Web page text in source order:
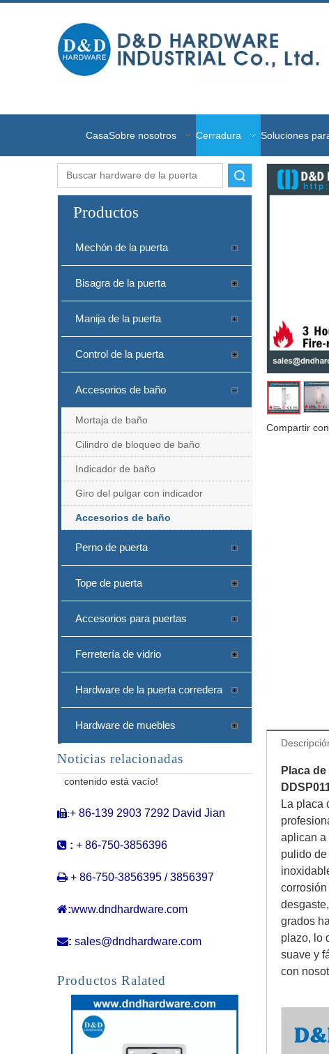
CasaSobre nosotros Cerradura Soluciones
Buscar
Productos
Mechón de la puerta
Bisagra de la puerta
Manija de la puerta
Control de la puerta
Accesorios de baño
Mortaja de baño
Cilindro de bloqueo de baño
Indicador de baño
Giro del pulgar con indicador
Accesorios de baño
Perno de puerta
Tope de puerta
Accesorios para puertas
Ferretería de vidrio
Hardware de la puerta corredera
Hardware de muebles
Noticias relacionadas
contenido está vacío!
:+ 86-139 2903 7292 David Jian
 : + 86-750-3856396
 + 86-750-3856395 / 3856397
:www.dndhardware.com
: sales@dndhardware.com
Productos Ralated
Compartir
Placa
La placa
aplican a
pulido
grados
plazo, lo
suave y
con